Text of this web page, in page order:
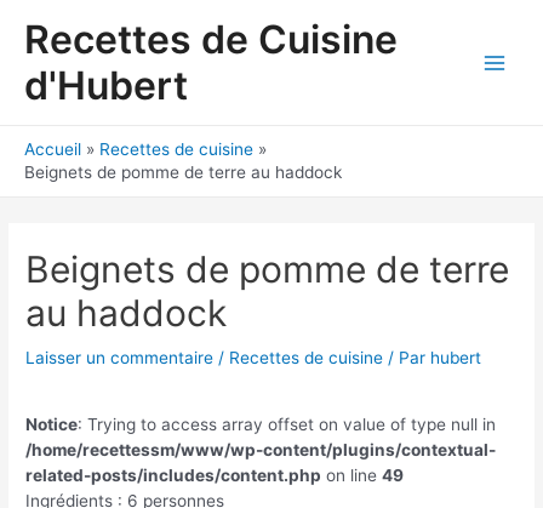
Recettes de Cuisine
d'Hubert
Accueil
Recettes de cuisine
Beignets de pomme de terre au haddock
Beignets de pomme de terre
au haddock
Laisser un commentaire / Recettes de cuisine / Par hubert
Notice: Trying to access array offset on value of type null in
/home/recettessm/www/wp-content/plugins/contextual-
related-posts/includes/content.php on line49
Ingrédients : 6 personnes